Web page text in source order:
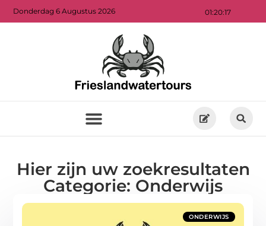
01:20:17
Donderdag 6 Augustus 2026
Hier zijn uw zoekresultaten
Categorie: Onderwijs
ONDERWIJS